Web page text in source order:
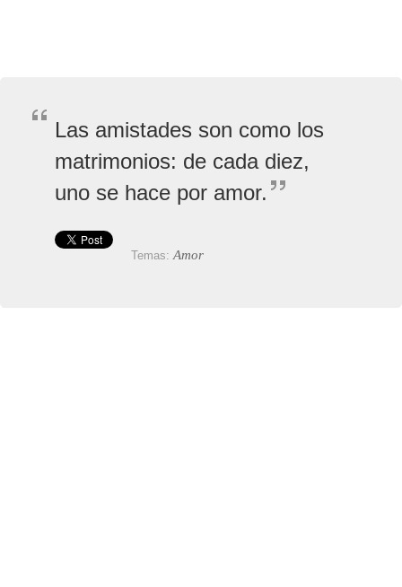
Las amistades son como los
matrimonios: de cada diez,
uno se hace por amor.
Temas: Amor